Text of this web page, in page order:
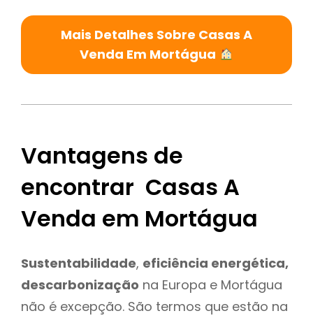
Mais Detalhes Sobre Casas A
Venda Em Mortágua
Vantagens de
encontrar Casas A
Venda em Mortágua
Sustentabilidade, eficiência energética,
descarbonização na Europa e Mortágua
não é excepção. São termos que estão na